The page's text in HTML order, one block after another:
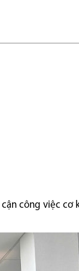
công việc cơ